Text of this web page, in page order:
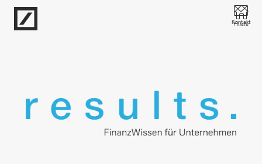
Kontakt
Filiale